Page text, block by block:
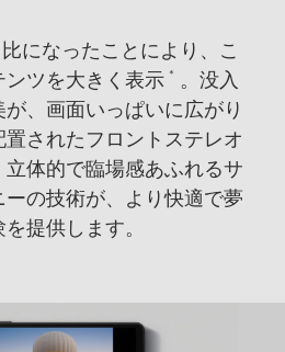
になったことにより、こ
ツを大きく表示 ＊ 。 没入
、画面いっぱいに広がり
されたフロントステレオ
立体的で臨場感あふれるサ
ーの技術が、より快適で夢
提供します。